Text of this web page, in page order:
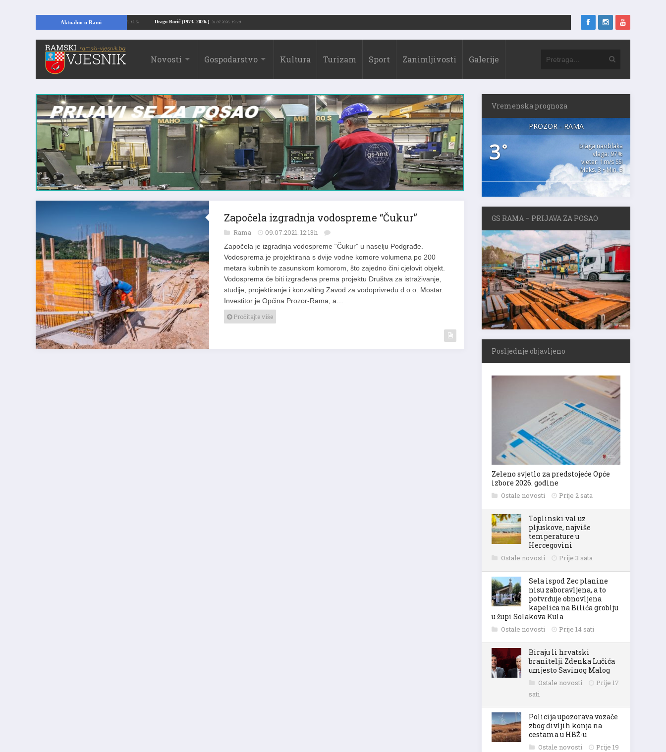
Aktualno u Rami Drago Borić (1973.-2026.) 31.07.2026. 19:10
temelje kuće, pronašao vrijedne arheološke ostatke 24.07.2026. 13:51
Novosti Gospodarstvo Kultura Turizam Sport Zanimljivosti Galerije
Započela izgradnja vodospreme “Čukur”
Rama 09.07.2021. 12:13h
Započela je izgradnja vodospreme “Čukur” u naselju Podgrađe.
Vodosprema je projektirana s dvije vodne komore volumena po 200
metara kubnih te zasunskom komorom, što zajedno čini cjelovit objekt.
Vodosprema će biti izgrađena prema projektu Društva za istraživanje,
studije, projektiranje i konzalting Zavod za vodoprivredu d.o.o. Mostar.
Investitor je Općina Prozor-Rama, a…
Pročitajte više
Vremenska prognoza
PROZOR - RAMA
3°
blaga naoblaka
vlaga: 97%
vjetar: 1m/s SSI
Maks. 3 • Min. 3
GS RAMA – PRIJAVA ZA POSAO
Posljednje objavljeno
Zeleno svjetlo za predstojeće Opće
izbore 2026. godine
Ostale novosti Prije 2 sata
Toplinski val uz
pljuskove, najviše
temperature u
Hercegovini
Ostale novosti Prije 3 sata
Sela ispod Zec planine
nisu zaboravljena, a to
potvrđuje obnovljena
kapelica na Bilića groblju
u župi Solakova Kula
Ostale novosti Prije 14 sati
Biraju li hrvatski
branitelji Zdenka Lučića
umjesto Savinog Malog
Ostale novosti
Prije 17
sati
Policija upozorava vozače
zbog divljih konja na
cestama u HBŽ-u
Ostale novosti
Prije 19